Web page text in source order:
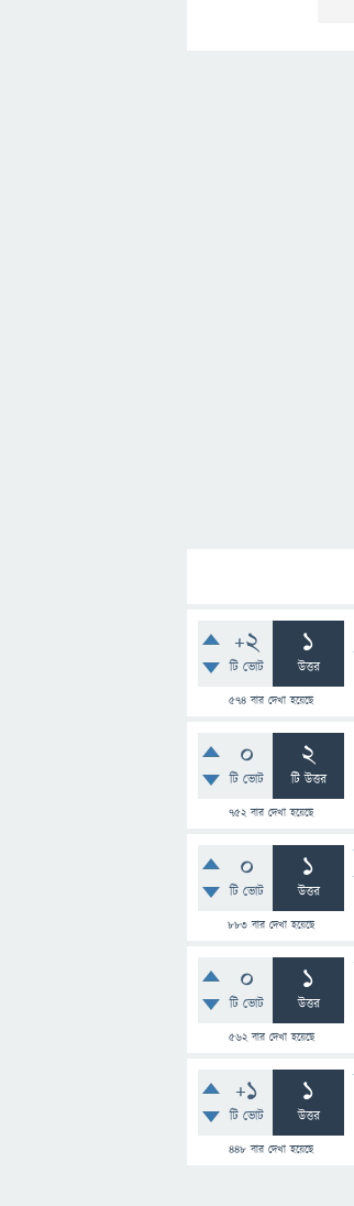
+2
টি ভোট
1
উত্তর
574 বার দেখা হয়েছে
0
টি ভোট
2
টি উত্তর
752বার দেখা হয়েছে
0
টি ভোট
1
উত্তর
883 বার দেখা হয়েছে
0
টি ভোট
1
উত্তর
562বার দেখা হয়েছে
+1
টি ভোট
1
উত্তর
448 বার দেখা হয়েছে